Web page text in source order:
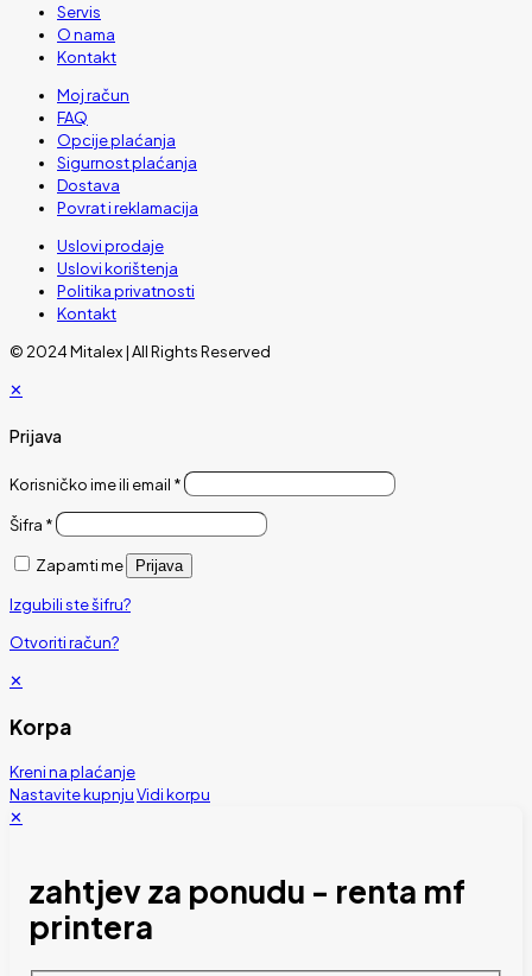
Servis
O nama
Kontakt
Moj račun
FAQ
Opcije plaćanja
Sigurnost plaćanja
Dostava
Povrat i reklamacija
Uslovi prodaje
Uslovi korištenja
Politika privatnosti
Kontakt
© 2024 Mitalex | All Rights Reserved
✕
Prijava
Korisničko ime ili email *
Šifra *
Zapamti me Prijava
Izgubili ste šifru?
Otvoriti račun?
✕
Korpa
Kreni na plaćanje
Nastavite kupnjuVidi korpu
✕
zahtjev za ponudu - renta mf
printera